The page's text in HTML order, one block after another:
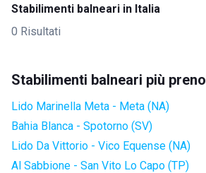
Stabilimenti balneari in Italia
0 Risultati
Stabilimenti balneari più
Lido Marinella Meta - Meta (NA)
Bahia Blanca - Spotorno (SV)
Lido Da Vittorio - Vico Equense (NA)
Al Sabbione - San Vito Lo Capo (TP)